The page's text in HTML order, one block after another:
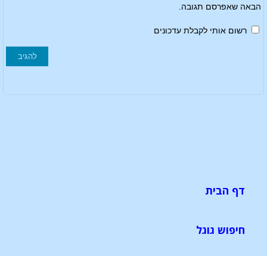
הבאה שאפרסם תגובה.
רשום אותי לקבלת עדכונים
דף הבית
חיפוש גוגל